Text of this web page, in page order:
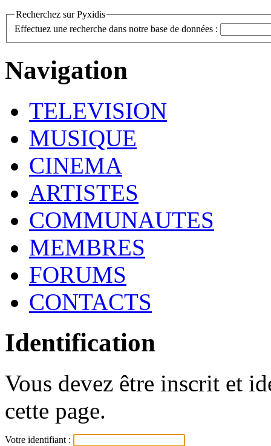
Recherchez sur Pyxidis
Effectuez une recherche dans notre base de données :
Navigation
TELEVISION
MUSIQUE
CINEMA
ARTISTES
COMMUNAUTES
MEMBRES
FORUMS
CONTACTS
Identification
Vous devez être inscrit et
cette page.
Votre identifiant :